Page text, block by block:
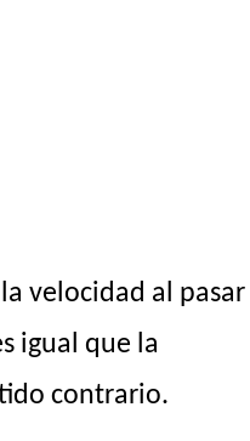
velocidad al pasar
igual que la
contrario.